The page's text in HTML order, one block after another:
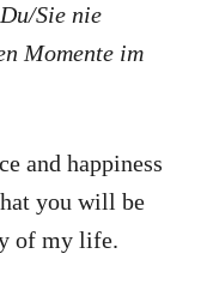
Sie nie
Momente im
and happiness
you will be
of my life.